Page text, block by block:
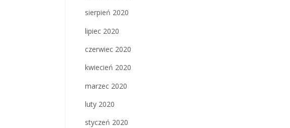
sierpień 2020
lipiec 2020
czerwiec 2020
kwiecień 2020
marzec 2020
luty 2020
styczeń 2020